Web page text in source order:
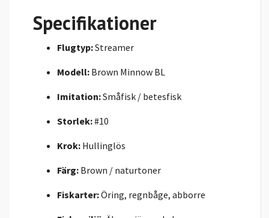
Specifikationer
Flugtyp:Streamer
Modell: Brown Minnow BL
Imitation:Småfisk / betesfisk
Storlek:#10
Krok: Hullinglös
Färg: Brown / naturtoner
Fiskarter:Öring, regnbåge, abborre